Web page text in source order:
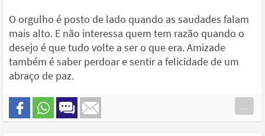
O orgulho é posto de lado quando as saudades falam
mais alto. E não interessa quem tem razão quando o
desejo é que tudo volte a ser o que era. Amizade
também é saber perdoar e sentir a felicidade de um
abraço de paz.
...